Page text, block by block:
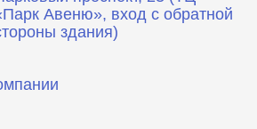
Авеню», вход с обратной
здания)